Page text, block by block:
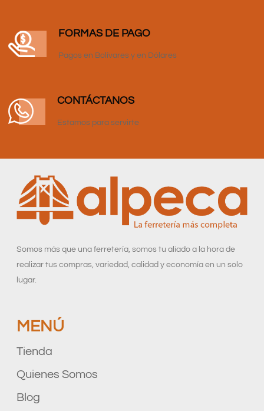
FORMAS DE PAGO
Pagos en Bolívares y en Dólares
CONTÁCTANOS
Estamos para servirte
Somos más que una ferretería, somos tu aliado a la hora de
realizar tus compras, variedad, calidad y economía en un solo
lugar.
MENÚ
Tienda
Quienes Somos
Blog